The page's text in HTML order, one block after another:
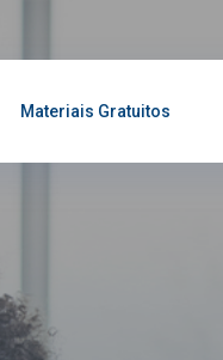
Materiais Gratuitos